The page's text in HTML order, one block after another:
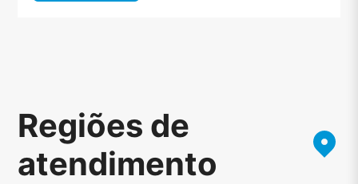
Regiões de
atendimento